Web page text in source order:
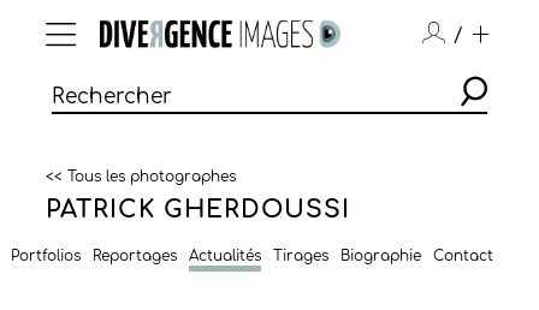
/
<< Tous les photographes
PATRICK GHERDOUSSI
Portfolios Reportages Actualités Tirages Biographie Contact